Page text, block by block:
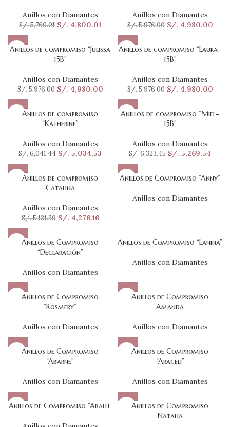
Anillos con Diamantes
S/.5,760.01 S/. 4,800.01
Anillos con Diamantes
S/.5,976.00 S/. 4,980.00
Anillos de compromiso “Julissa
15B”
Anillos con Diamantes
S/.5,976.00 S/. 4,980.00
Anillos de compromiso “Laura-
15B”
Anillos con Diamantes
S/.5,976.00 S/. 4,980.00
Anillos de compromiso
“Katherine”
Anillos con Diamantes
S/.6,041.44 S/. 5,034.53
Anillos de compromiso “Miel-
15B”
Anillos con Diamantes
S/.6,323.45 S/. 5,269.54
Anillos de compromiso
“Catalina”
Anillos con Diamantes
S/.5,131.39 S/. 4,276.16
Anillos de Compromiso “Anny”
Anillos con Diamantes
Anillos de Compromiso
“Declaración”
Anillos con Diamantes
Anillos de Compromiso “Lanina”
Anillos con Diamantes
Anillos de Compromiso
“Rosmery”
Anillos con Diamantes
Anillos de Compromiso
“Amanda”
Anillos con Diamantes
Anillos de Compromiso
“Abarne”
Anillos con Diamantes
Anillos de Compromiso
“Araceli”
Anillos con Diamantes
Anillos de Compromiso “Aballi”
Anillos de Compromiso
“Natalia”